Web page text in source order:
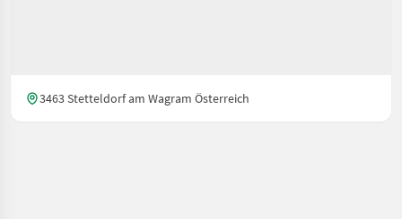
3463 Stetteldorf am Wagram Österreich